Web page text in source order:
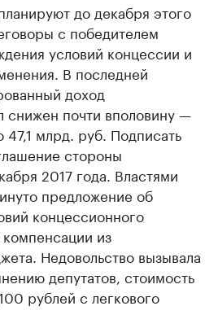
до декабря этого
с победителем
условий концессии и
В последней
доход
снижен почти вполовину —
млрд. руб. Подписать
стороны
2017 года. Властями
предложение об
концессионного
из
Недовольство вызывала
депутатов, стоимость
рублей с легкового